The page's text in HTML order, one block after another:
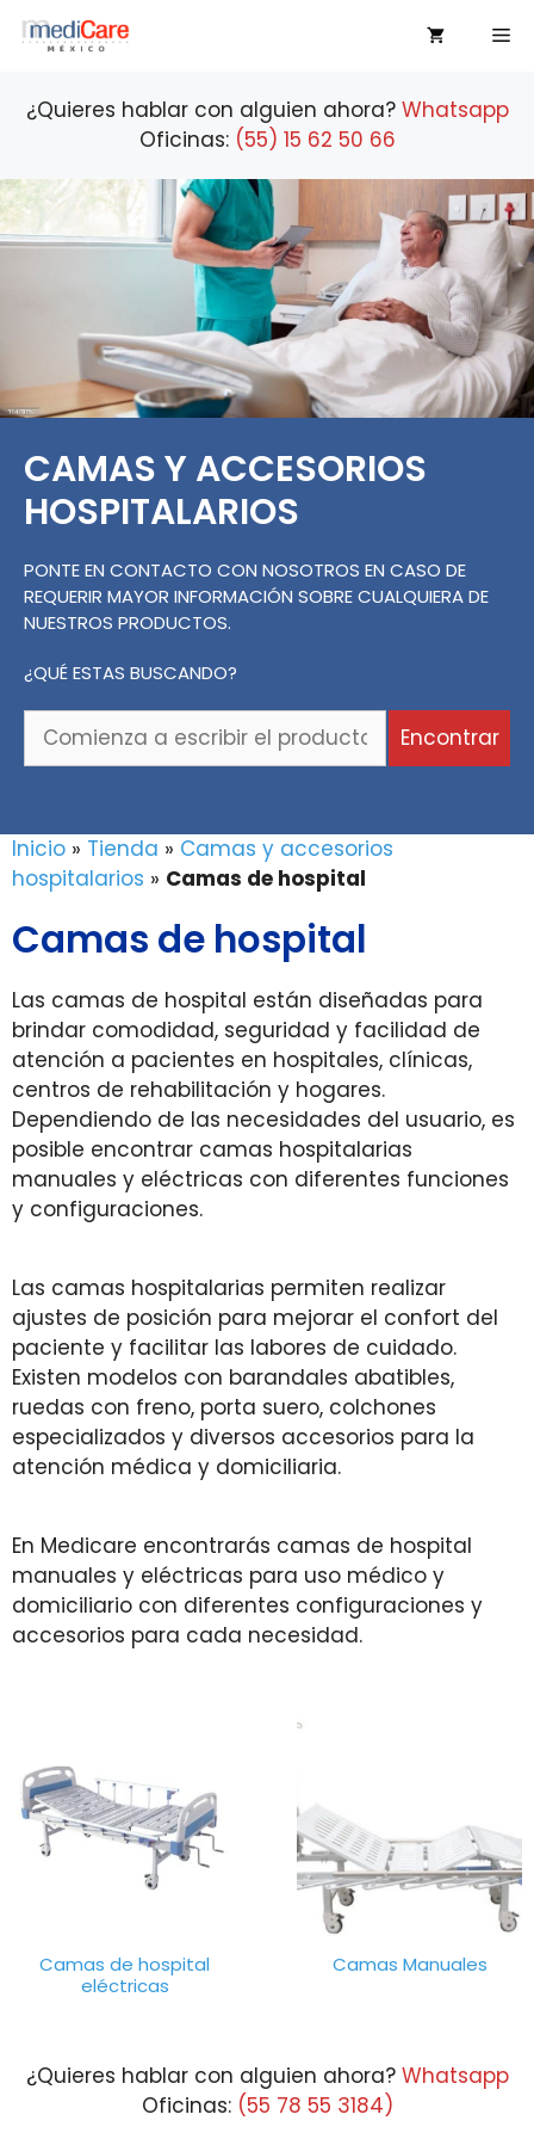
Saltar
¿Quieres hablar con alguien ahora? Whatsapp
Oficinas: (55) 15 62 50 66
CAMAS Y ACCESORIOS
HOSPITALARIOS
PONTE EN CONTACTO CON NOSOTROS EN CASO DE
REQUERIR MAYOR INFORMACIÓN SOBRE CUALQUIERA DE
NUESTROS PRODUCTOS.
¿QUÉ ESTAS BUSCANDO?
Comienza
producto
o
marca
que
buscas...
Encontrar
Inicio » Tienda » Camas y accesorios
hospitalarios » Camas de hospital
Camas de hospital
Las camas de hospital están diseñadas para
brindar comodidad, seguridad y facilidad de
atención a pacientes en hospitales, clínicas,
centros de rehabilitación y hogares.
Dependiendo de las necesidades del usuario, es
posible encontrar camas hospitalarias
manuales y eléctricas con diferentes funciones
y configuraciones.
Las camas hospitalarias permiten realizar
ajustes de posición para mejorar el confort del
paciente y facilitar las labores de cuidado.
Existen modelos con barandales abatibles,
ruedas con freno, porta suero, colchones
especializados y diversos accesorios para la
atención médica y domiciliaria.
En Medicare encontrarás camas de hospital
manuales y eléctricas para uso médico y
domiciliario con diferentes configuraciones y
accesorios para cada necesidad.
Camas de hospital
eléctricas
Camas Manuales
¿Quieres hablar con alguien ahora? Whatsapp
Oficinas: (55 78 55 3184)